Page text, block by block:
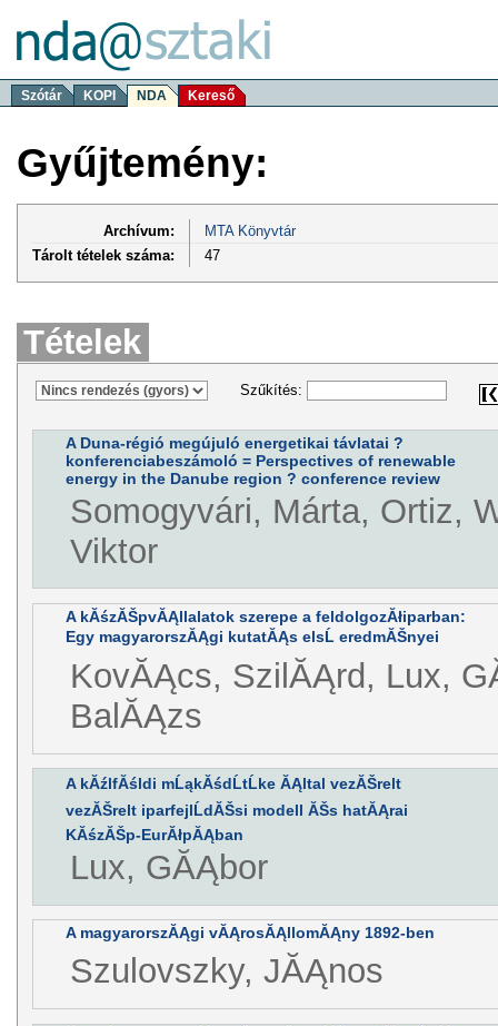
Szótár KOPI NDA Kereső
Gyűjtemény:
Archívum:
MTA Könyvtár
Tárolt tételek száma:
47
Tételek
Szűkítés:
A Duna-régió megújuló energetikai távlatai ?
konferenciabeszámoló = Perspectives of renewable
energy in the Danube region ? conference review
Somogyvári, Márta, Ortiz,
Viktor
A kĂśzĂŠpvĂĄllalatok szerepe a feldolgozĂłiparban:
Egy magyarorszĂĄgi kutatĂĄs elsĹ eredmĂŠnyei
KovĂĄcs, SzilĂĄrd, Lux,
BalĂĄzs
A kĂźlfĂśldi mĹąkĂśdĹtĹke ĂĄltal vezĂŠrelt
vezĂŠrelt iparfejlĹdĂŠsi modell ĂŠs hatĂĄrai
KĂśzĂŠp-EurĂłpĂĄban
Lux, GĂĄbor
A magyarorszĂĄgi vĂĄrosĂĄllomĂĄny 1892-ben
Szulovszky, JĂĄnos